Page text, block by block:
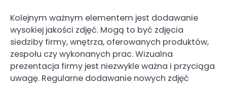
Kolejnym ważnym elementem jest dodawanie
wysokiej jakości zdjęć. Mogą to być zdjęcia
siedziby firmy, wnętrza, oferowanych produktów,
zespołu czy wykonanych prac. Wizualna
prezentacja firmy jest niezwykle ważna i przyciąga
uwagę. Regularne dodawanie nowych zdjęć